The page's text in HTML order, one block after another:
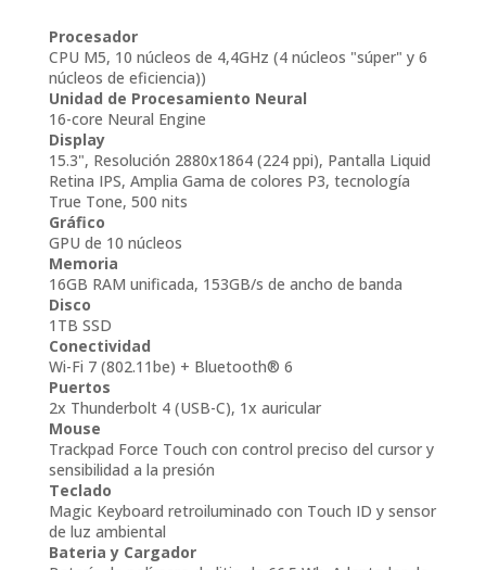
Procesador
CPU M5, 10 núcleos de 4,4GHz (4 núcleos "súper" y 6
núcleos de eficiencia))
Unidad de Procesamiento Neural
16-core Neural Engine
Display
15.3", Resolución 2880x1864 (224 ppi), Pantalla Liquid
Retina IPS, Amplia Gama de colores P3, tecnología
True Tone, 500 nits
Gráfico
GPU de 10 núcleos
Memoria
16GB RAM unificada, 153GB/s de ancho de banda
Disco
1TB SSD
Conectividad
Wi-Fi 7 (802.11be) + Bluetooth® 6
Puertos
2x Thunderbolt 4 (USB-C), 1x auricular
Mouse
Trackpad Force Touch con control preciso del cursor y
sensibilidad a la presión
Teclado
Magic Keyboard retroiluminado con Touch ID y sensor
de luz ambiental
Bateria y Cargador